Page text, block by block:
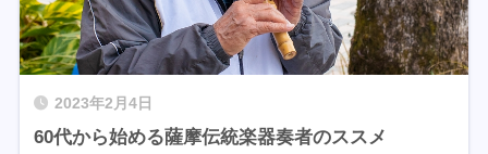
2023年2月4日
60代から始める薩摩伝統楽器奏者のススメ